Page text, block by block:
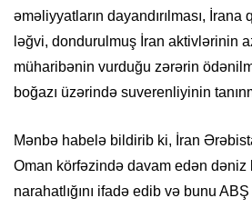
əməliyyatların dayandırılması, İrana
ləğvi, dondurulmuş İran aktivlərinin
müharibənin vurduğu zərərin
boğazı üzərində suverenliyinin
Mənbə habelə bildirib ki, İran
Oman körfəzində davam edən dəniz
narahatlığını ifadə edib və bunu